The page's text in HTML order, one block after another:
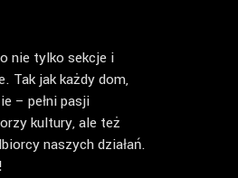
nie tylko sekcje i
Tak jak każdy dom,
– pełni pasji
kultury, ale też
naszych działań.